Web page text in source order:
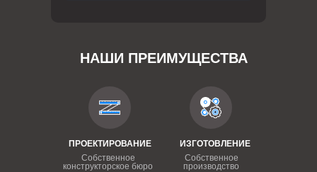
НАШИ ПРЕИМУЩЕСТВА
ПРОЕКТИРОВАНИЕ
Собственное
конструкторское бюро
ИЗГОТОВЛЕНИЕ
Собственное
производство